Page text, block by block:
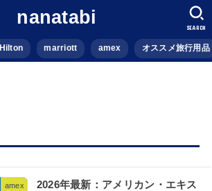
nanatabi
Hilton marriott amex オススメ旅行用品
SEARCH
amex
2026年最新：アメリカン・エキス